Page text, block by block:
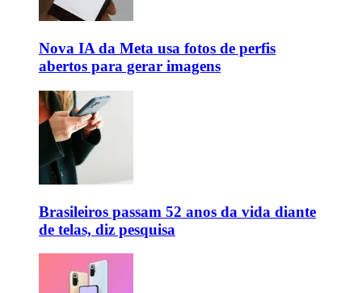
Nova IA da Meta usa fotos de perfis
abertos para gerar imagens
Brasileiros passam 52 anos da vida diante
de telas, diz pesquisa